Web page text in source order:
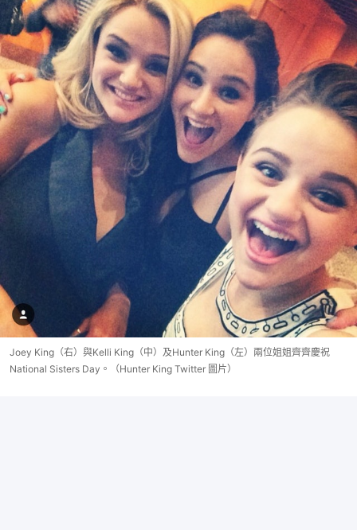
Joey King（右）與Kelli King（中）及Hunter King（左）兩位姐姐齊齊慶祝
National Sisters Day。（Hunter King Twitter 圖片）